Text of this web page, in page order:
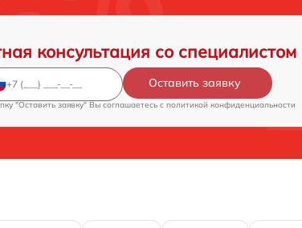
консультация со специалистом
Оставить заявку
"Оставить заявку" Вы соглашаетесь c политикой конфиденциальности